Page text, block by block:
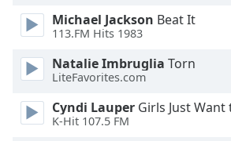
Text
Edge
Family
Michael Jackson Beat It
113.FM Hits 1983
Natalie Imbruglia Torn
LiteFavorites.com
Cyndi Lauper Girls Just Want
K-Hit 107.5 FM